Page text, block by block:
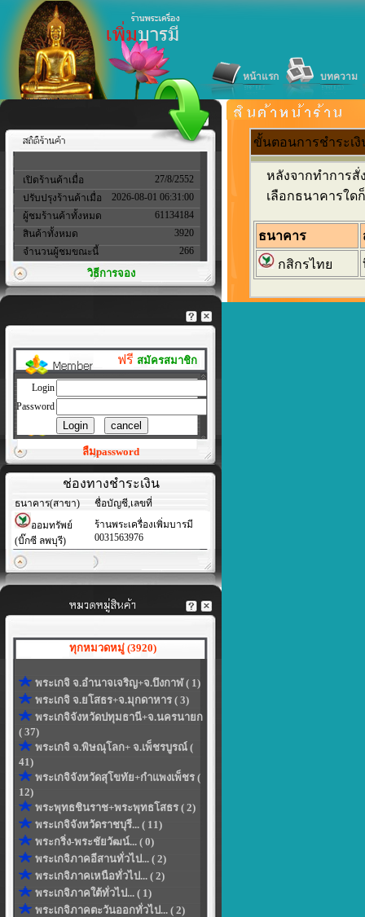
หน้าแรก บทความ
เปิดร้านค้าเมื่อ
27/8/2552
ปรับปรุงร้านค้าเมื่อ
2026-08-01 06:31:00
ผู้ชมร้านค้าทั้งหมด
61134184
สินค้าทั้งหมด
3920
จำนวนผู้ชมขณะนี้
266
วิธีการจอง
ฟรี สมัครสมาชิก
Login
Password
ลืมpassword
ช่องทางชำระเงิน
ธนาคาร(สาขา)
ชื่อบัญชี,เลขที่
ออมทรัพย์
(บิ๊กซี ลพบุรี)
ร้านพระเครื่องเพิ่มบารมี
0031563976
ทุกหมวดหมู่ (3920)
พระเกจิ จ.อำนาจเจริญ+จ.บึงกาฬ ( 1)
พระเกจิ จ.ยโสธร+จ.มุกดาหาร ( 3)
พระเกจิจังหวัดปทุมธานี+จ.นครนายก
( 37)
พระเกจิ จ.พิษณุโลก+ จ.เพ็ชรบูรณ์ (
41)
พระเกจิจังหวัดสุโขทัย+กำแพงเพ็ชร (
12)
พระพุทธชินราช+พระพุทธโสธร ( 2)
พระเกจิจังหวัดราชบุรี... ( 11)
พระกริ่ง-พระชัยวัฒน์... ( 0)
พระเกจิภาคอีสานทั่วไป... ( 2)
พระเกจิภาคเหนือทั่วไป... ( 2)
พระเกจิภาคใต้ทั่วไป... ( 1)
พระเกจิภาคตะวันออกทั่วไป... ( 2)
ขั้นตอนการชำระเงิ
หลังจากทำการสั่
เลือกธนาคารใด
ธนาคาร
กสิกรไทย